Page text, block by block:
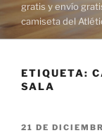
gratis y envío
camiseta del
ETIQUETA:
SALA
PUBLICADO
21 DE